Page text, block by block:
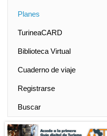
Planes
TurineaCARD
Biblioteca Virtual
Cuaderno de viaje
Registrarse
Buscar